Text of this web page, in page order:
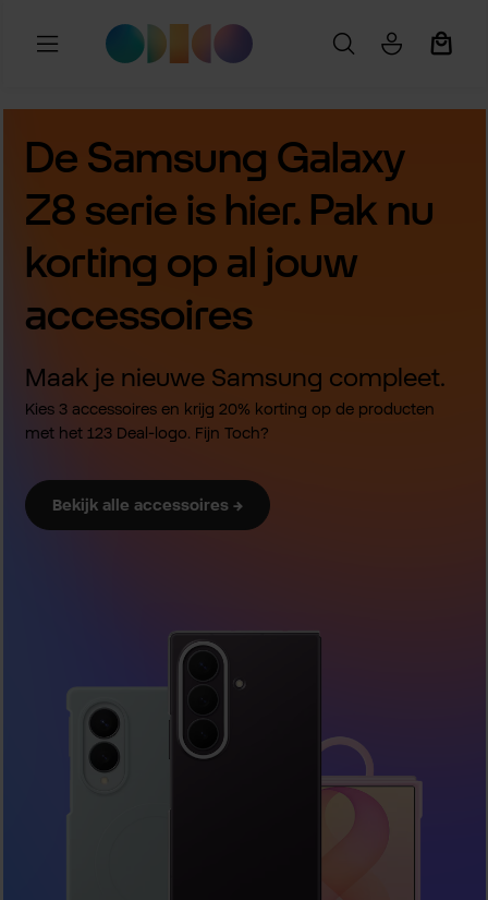
Ga naar de hoofdinhoud
De Samsung Galaxy
Z8 serie is hier. Pak nu
korting op al jouw
accessoires
Maak je nieuwe Samsung compleet.
Kies 3 accessoires en krijg 20% korting op de producten
met het 123 Deal-logo. Fijn Toch?
Bekijk alle accessoires →